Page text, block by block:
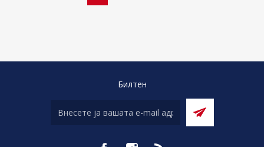
Билтен